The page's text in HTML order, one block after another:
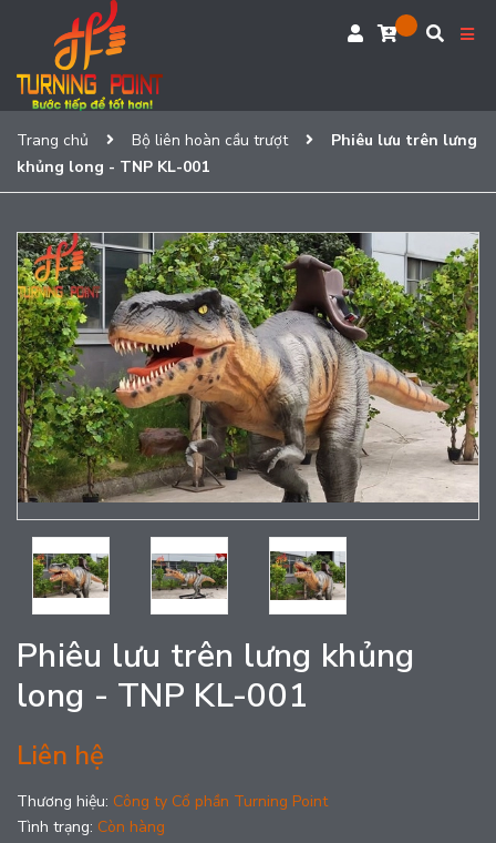
Trang chủ Bộ liên hoàn cầu trượt
Phiêu lưu trên lưng
khủng long - TNP KL-001
Phiêu lưu trên lưng khủng
long - TNP KL-001
Liên hệ
Thương hiệu: Công ty Cổ phần Turning Point
Tình trạng: Còn hàng